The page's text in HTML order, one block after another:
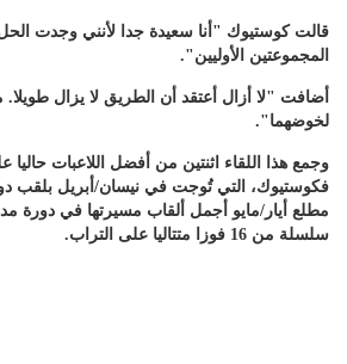
قالت كوستيوك "أنا سعيدة جدا لأنني وجدت
المجموعتين الأوليين".
أضافت "لا أزال أعتقد أن الطريق لا يزال طويلا.
لخوضهما".
وجمع هذا اللقاء اثنتين من أفضل اللاعبات حاليا
سلسلة من 16 فوزا متتاليا على التراب.